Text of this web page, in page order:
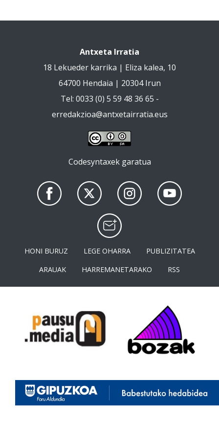
Antxeta Irratia
18 Lekueder karrika | Eliza kalea, 10
64700 Hendaia | 20304 Irun
Tel: 0033 (0) 5 59 48 36 65 -
erredakzioa@antxetairratia.eus
Codesyntaxek garatua
HONI BURUZ LEGE OHARRA
PUBLIZITATEA
ARAUAK
HARREMANETARAKO RSS